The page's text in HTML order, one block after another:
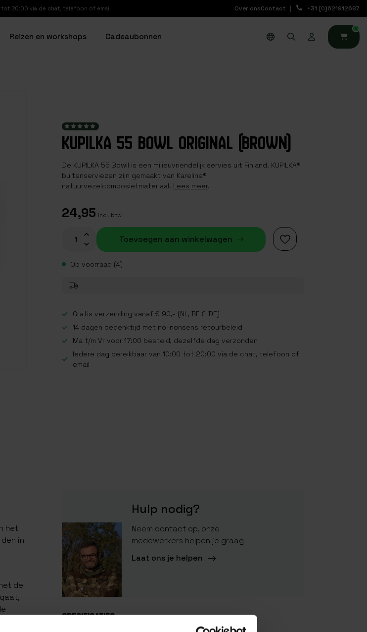
tot 20:00 via de chat, telefoon of email Over onsContact +31 (0)621912687
Reizen en workshops Cadeaubonnen
0
KUPILKA 55 BOWL ORIGINAL (BROWN)
De KUPILKA 55 Bowll is een milieuvriendelijk servies uit Finland. KUPILKA®
buitenserviezen zijn gemaakt van Kareline®
natuurvezelcomposietmateriaal. Lees meer.
24,95 Incl. btw
Toevoegen aan winkelwagen
Op voorraad (4)
Gratis verzending vanaf € 90,- (NL, BE & DE)
14 dagen bedenktijd met no-nonsens retourbeleid
Ma t/m Vr voor 17:00 besteld, dezelfde dag verzonden
Iedere dag bereikbaar van 10:00 tot 20:00 via de chat, telefoon of
email
het
in
de
Hulp nodig?
Neem contact op, onze
medewerkers helpen je graag
Laat ons je helpen
SPECIFICATIES